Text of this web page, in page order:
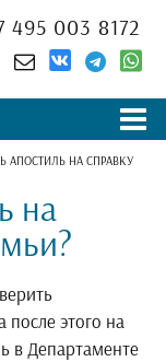
495 003 8172
АПОСТИЛЬ НА СПРАВКУ
на
этого на
в Департаменте